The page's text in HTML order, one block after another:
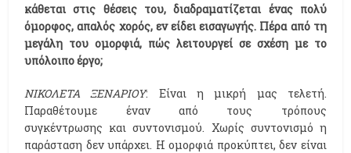
κάθεται στις θέσεις του, διαδραματίζεται ένας πολύ
όμορφος, απαλός χορός, εν είδει εισαγωγής. Πέρα από τη
μεγάλη του ομορφιά, πώς λειτουργεί σε σχέση με το
υπόλοιπο έργο;
ΝΙΚΟΛΕΤΑ ΞΕΝΑΡΙΟΥ: Είναι η μικρή μας τελετή.
Παραθέτουμε έναν από τους τρόπους
συγκέντρωσης και συντονισμού. Χωρίς συντονισμό η
παράσταση δεν υπάρχει. Η ομορφιά προκύπτει, δεν είναι